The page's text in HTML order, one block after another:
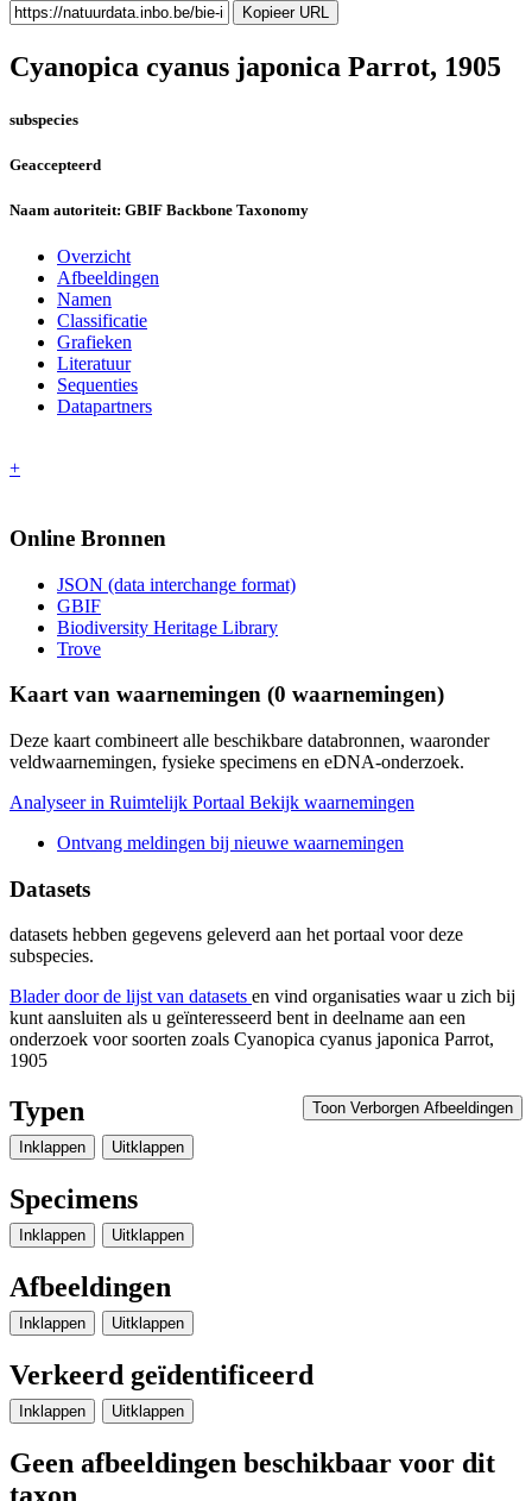
Kopieer URL
Cyanopica cyanus japonica Parrot, 1905
subspecies
Geaccepteerd
Naam autoriteit: GBIF Backbone Taxonomy
Overzicht
Afbeeldingen
Namen
Classificatie
Grafieken
Literatuur
Sequenties
Datapartners
+
Online Bronnen
JSON (data interchange format)
GBIF
Biodiversity Heritage Library
Trove
Kaart van waarnemingen (0 waarnemingen)
Deze kaart combineert alle beschikbare databronnen, waaronder
veldwaarnemingen, fysieke specimens en eDNA-onderzoek.
Analyseer in Ruimtelijk Portaal Bekijk waarnemingen
Ontvang meldingen bij nieuwe waarnemingen
Datasets
datasets hebben gegevens geleverd aan het portaal voor deze
subspecies.
Blader door de lijst van datasets en vind organisaties waar u zich bij
kunt aansluiten als u geïnteresseerd bent in deelname aan een
onderzoek voor soorten zoals Cyanopica cyanus japonica Parrot,
1905
Toon Verborgen Afbeeldingen
Typen
Inklappen Uitklappen
Specimens
Inklappen Uitklappen
Afbeeldingen
Inklappen Uitklappen
Verkeerd geïdentificeerd
Inklappen Uitklappen
Geen afbeeldingen beschikbaar voor dit